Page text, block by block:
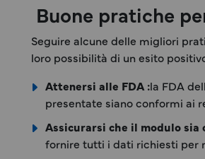
Buone pratiche
Seguire alcune delle migliori
loro possibilità di un esito
Attenersi alle FDA :la FDA
presentate siano conformi ai
Assicurarsi che il modulo
fornire tutti i dati richiesti per